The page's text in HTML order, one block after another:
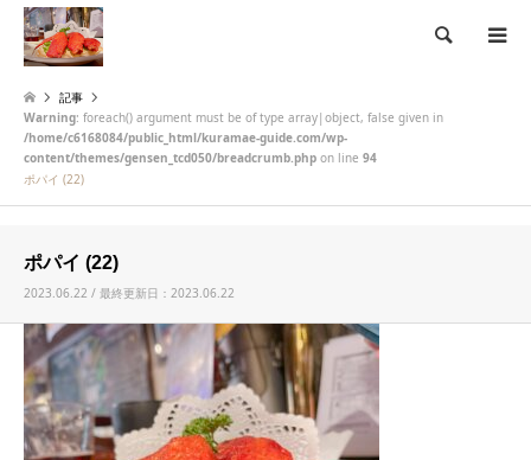
検索
記事
Warning: foreach() argument must be of type array|object, false given in
/home/c6168084/public_html/kuramae-guide.com/wp-
content/themes/gensen_tcd050/breadcrumb.php on line 94
ポパイ (22)
ポパイ (22)
2023.06.22 / 最終更新日：2023.06.22